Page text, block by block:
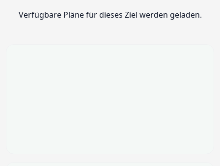
Verfügbare Pläne für dieses Ziel werden geladen.